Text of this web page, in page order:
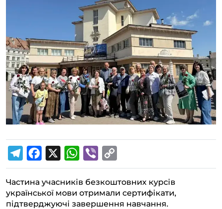
e
l
e
a
c
e
W
h
a
t
i
b
e
o
p
y
Частина учасників безкоштовних курсів
української мови отримали сертифікати,
підтверджуючі завершення навчання.